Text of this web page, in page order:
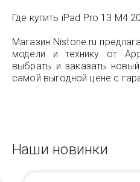
Где купить iPad Pro 13 M4
Магазин Nistone.ru
модели и технику от
выбрать и заказать
самой выгодной цене с
Наши новинки